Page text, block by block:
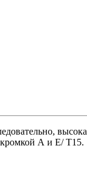
кромкой А и Е/ T15.